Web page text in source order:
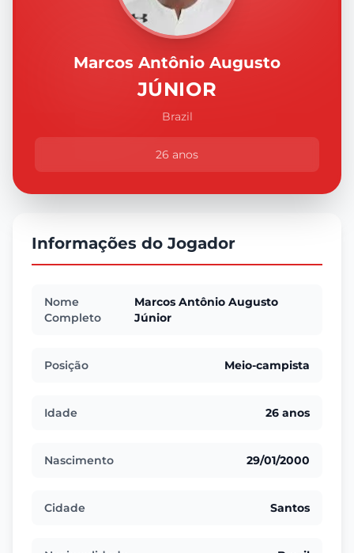
Marcos Antônio Augusto
JÚNIOR
Brazil
26 anos
Informações do Jogador
Nome
Completo
Marcos Antônio Augusto
Júnior
Posição Meio-campista
Idade 26 anos
Nascimento 29/01/2000
Cidade Santos